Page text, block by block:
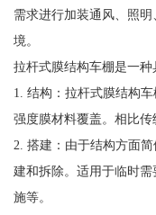
需求进行加装通风、照
境。
拉杆式膜结构车棚是一种
1. 结构：拉杆式膜结构
强度膜材料覆盖。相比传
2. 搭建：由于结构方面
建和拆除。适用于临时
施等。